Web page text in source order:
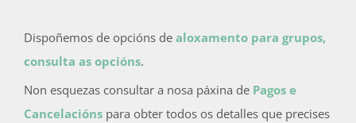
Dispoñemos de opcións de aloxamento para grupos,
consulta as opcións.
Non esquezas consultar a nosa páxina de Pagos e
Cancelacións para obter todos os detalles que precises